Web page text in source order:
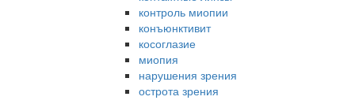
контроль миопии
конъюнктивит
косоглазие
миопия
нарушения зрения
острота зрения